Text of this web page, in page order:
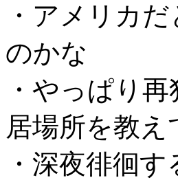
・アメリカ
のかな
・やっぱり
居場所を教え
・深夜徘徊